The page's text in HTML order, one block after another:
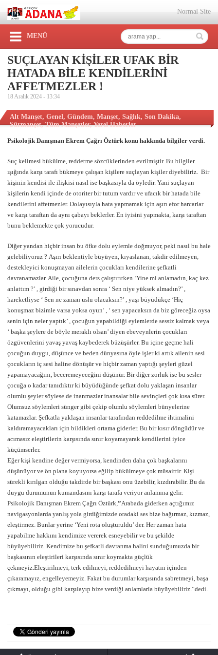
Normal Site
MENÜ
SUÇLAYAN KİŞİLER UFAK BİR
HATADA BİLE KENDİLERİNİ
AFFETMEZLER !
18 Aralık 2024 - 13:34
Alt Manşet, Genel, Gündem, Manşet, Sağlık, Son Dakika,
Sürmanşet,Tüm Manşetler,Yerel Haberler
Psikolojik Danışman Ekrem Çağrı Öztürk konu hakkında bilgiler verdi.
Suç kelimesi bükülme, reddetme sözcüklerinden evrilmiştir. Bu bilgiler
ışığında karşı tarafı bükmeye çalışan kişilere suçlayan kişiler diyebiliriz. Bir
kişinin kendisi ile ilişkisi nasıl ise başkasıyla da öyledir. Yani suçlayan
kişilerin kendi içinde de otoriter bir tutum vardır ve ufacık bir hatada bile
kendilerini affetmezler. Dolayısıyla hata yapmamak için aşırı efor harcarlar
ve karşı taraftan da aynı çabayı beklerler. En iyisini yapmakta, karşı taraftan
bunu beklemekte çok yorucudur.
Diğer yandan hiçbir insan bu öfke dolu eylemle doğmuyor, peki nasıl bu hale
gelebiliyoruz ? Aşırı beklentiyle büyüyen, kıyaslanan, takdir edilmeyen,
destekleyici konuşmayan ailelerin çocukları kendilerine şefkatli
davranamazlar. Aile, çocuğuna ders çalıştırırken ‘Yine mi anlamadın, kaç kez
anlattım ?’ , girdiği bir sınavdan sonra ‘ Sen niye yüksek almadın?’ ,
hareketliyse ‘ Sen ne zaman uslu olacaksın?’ , yaşı büyüdükçe ‘Hiç
konuşmaz bizimle varsa yoksa oyun’ , ‘ sen yapacaksın da biz göreceğiz oysa
senin için neler yaptık’ , çocuğun yapabildiği eylemlerde sessiz kalmak veya
‘ başka şeylere de böyle meraklı olsan’ diyen ebeveynlerin çocukları
özgüvenlerini yavaş yavaş kaybederek büzüşürler. Bu içine geçme hali
çocuğun duygu, düşünce ve beden dünyasına öyle işler ki artık ailenin sesi
çocukların iç sesi haline dönüşür ve hiçbir zaman yaptığı şeyleri güzel
yapamayacağını, beceremeyeceğini düşünür. Bir diğer zorluk ise bu sesler
çocuğa o kadar tanıdıktır ki büyüdüğünde şefkat dolu yaklaşan insanlar
olumlu şeyler söylese de inanmazlar inansalar bile sevinçleri çok kısa sürer.
Olumsuz söylemleri sünger gibi çekip olumlu söylemleri bünyelerine
katamazlar. Şefkatla yaklaşan insanlar tarafından reddedilme ihtimalini
kaldıramayacakları için bildikleri ortama giderler. Bu bir kısır döngüdür ve
acımasız eleştirilerin karşısında sınır koyamayarak kendilerini iyice
küçümserler.
Eğer kişi kendine değer vermiyorsa, kendinden daha çok başkalarını
düşünüyor ve ön plana koyuyorsa eğilip bükülmeye çok müsaittir. Kişi
sürekli kırılgan olduğu takdirde bir başkası onu üzebilir, kızdırabilir. Bu da
duygu durumunun kumandasını karşı tarafa veriyor anlamına gelir.
Psikolojik Danışman Ekrem Çağrı Öztürk,”Arabada giderken açtığımız
navigasyonlarda yanlış yola girdiğimizde oradaki ses bize bağırmaz, kızmaz,
eleştirmez. Bunlar yerine ‘Yeni rota oluşturuldu’ der. Her zaman hata
yapabilme hakkını kendimize vererek esneyebilir ve bu şekilde
büyüyebiliriz. Kendimize bu şefkatli davranma halini sunduğumuzda bir
başkasının eleştirileri karşısında sınır koymakta güçlük
çekmeyiz.Eleştirilmeyi, terk edilmeyi, reddedilmeyi hayatın içinden
çıkaramayız, engelleyemeyiz. Fakat bu durumlar karşısında sabretmeyi, başa
çıkmayı, olduğu gibi karşılayıp bize verdiği anlamlarla büyüyebiliriz.”dedi.